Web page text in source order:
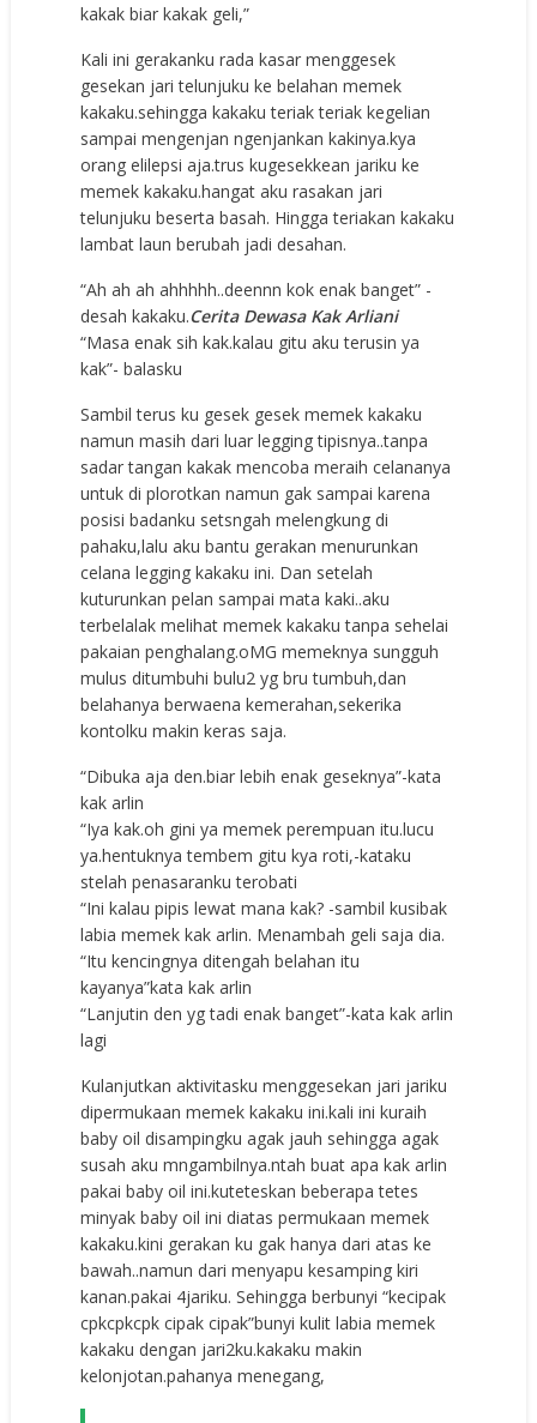
kakak biar kakak geli,”
Kali ini gerakanku rada kasar menggesek
gesekan jari telunjuku ke belahan memek
kakaku.sehingga kakaku teriak teriak kegelian
sampai mengenjan ngenjankan kakinya.kya
orang elilepsi aja.trus kugesekkean jariku ke
memek kakaku.hangat aku rasakan jari
telunjuku beserta basah. Hingga teriakan kakaku
lambat laun berubah jadi desahan.
“Ah ah ah ahhhhh..deennn kok enak banget” -
desah kakaku.Cerita Dewasa Kak Arliani
“Masa enak sih kak.kalau gitu aku terusin ya
kak”- balasku
Sambil terus ku gesek gesek memek kakaku
namun masih dari luar legging tipisnya..tanpa
sadar tangan kakak mencoba meraih celananya
untuk di plorotkan namun gak sampai karena
posisi badanku setsngah melengkung di
pahaku,lalu aku bantu gerakan menurunkan
celana legging kakaku ini. Dan setelah
kuturunkan pelan sampai mata kaki..aku
terbelalak melihat memek kakaku tanpa sehelai
pakaian penghalang.oMG memeknya sungguh
mulus ditumbuhi bulu2 yg bru tumbuh,dan
belahanya berwaena kemerahan,sekerika
kontolku makin keras saja.
“Dibuka aja den.biar lebih enak geseknya”-kata
kak arlin
“Iya kak.oh gini ya memek perempuan itu.lucu
ya.hentuknya tembem gitu kya roti,-kataku
stelah penasaranku terobati
“Ini kalau pipis lewat mana kak? -sambil kusibak
labia memek kak arlin. Menambah geli saja dia.
“Itu kencingnya ditengah belahan itu
kayanya”kata kak arlin
“Lanjutin den yg tadi enak banget”-kata kak arlin
lagi
Kulanjutkan aktivitasku menggesekan jari jariku
dipermukaan memek kakaku ini.kali ini kuraih
baby oil disampingku agak jauh sehingga agak
susah aku mngambilnya.ntah buat apa kak arlin
pakai baby oil ini.kuteteskan beberapa tetes
minyak baby oil ini diatas permukaan memek
kakaku.kini gerakan ku gak hanya dari atas ke
bawah..namun dari menyapu kesamping kiri
kanan.pakai 4jariku. Sehingga berbunyi “kecipak
cpkcpkcpk cipak cipak”bunyi kulit labia memek
kakaku dengan jari2ku.kakaku makin
kelonjotan.pahanya menegang,